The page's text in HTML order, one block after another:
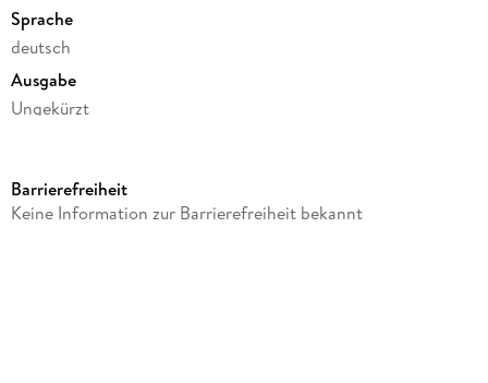
Sprache
deutsch
Ausgabe
Ungekürzt
Laufzeit
Barrierefreiheit
Keine Information zur Barrierefreiheit bekannt